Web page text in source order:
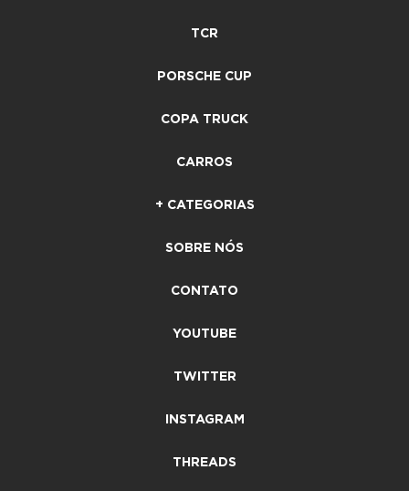
TCR
PORSCHE CUP
COPA TRUCK
CARROS
+ CATEGORIAS
SOBRE NÓS
CONTATO
YOUTUBE
TWITTER
INSTAGRAM
THREADS